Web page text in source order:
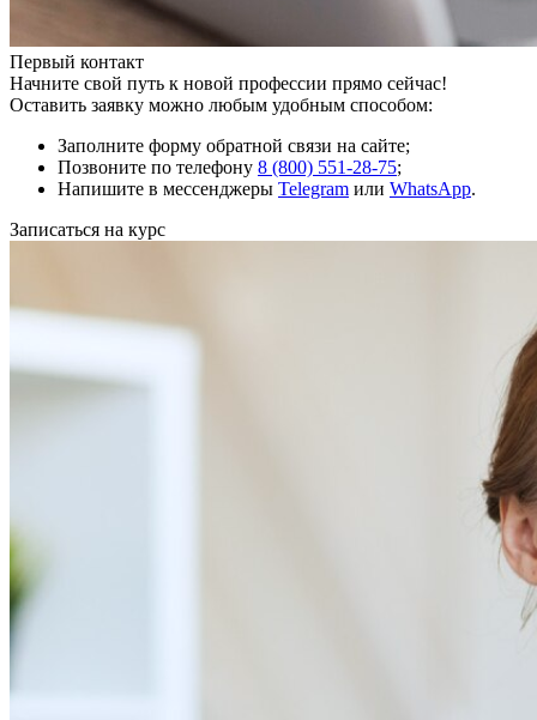
Первый контакт
Начните свой путь к новой профессии прямо сейчас!
Оставить заявку можно любым удобным способом:
Заполните форму обратной связи на сайте;
Позвоните по телефону 8 (800) 551-28-75;
Напишите в мессенджеры Telegram или WhatsApp.
Записаться на курс